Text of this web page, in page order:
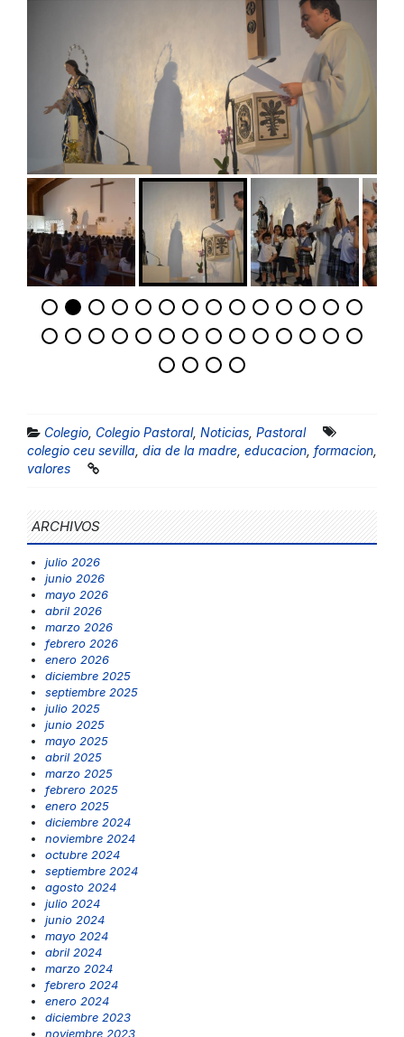
Colegio Colegio Pastoral, Noticias Pastoral
colegio ceu sevilla dia de la madre educacion formacion
valores
ARCHIVOS
julio 2026
junio 2026
mayo 2026
abril 2026
marzo 2026
febrero 2026
enero 2026
diciembre 2025
septiembre 2025
julio 2025
junio 2025
mayo 2025
abril 2025
marzo 2025
febrero 2025
enero 2025
diciembre 2024
noviembre 2024
octubre 2024
septiembre 2024
agosto 2024
julio 2024
junio 2024
mayo 2024
abril 2024
marzo 2024
febrero 2024
enero 2024
diciembre 2023
noviembre 2023